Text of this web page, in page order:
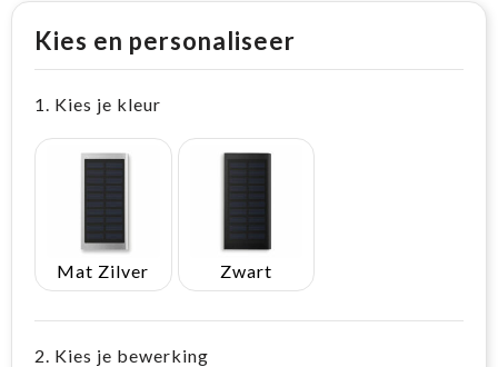
Kies en personaliseer
1. Kies je kleur
Mat Zilver Zwart
2. Kies je bewerking